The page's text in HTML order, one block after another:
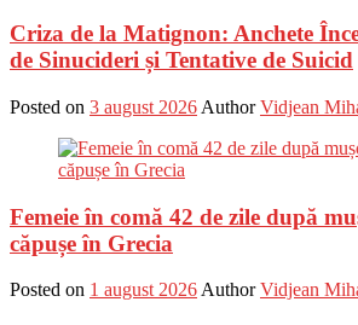
Criza de la Matignon: Anchete
de Sinucideri și Tentative de Suicid
Posted on 3 august 2026 Author Vidjean
Femeie în comă 42 de zile după
căpușe în Grecia
Posted on 1 august 2026 Author Vidjean